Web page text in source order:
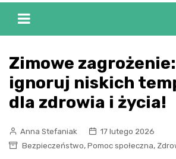
Zimowe
ignoruj niskich
dla zdrowia i życia!
Anna Stefaniak
17 lutego 2026
Bezpieczeństwo, Pomoc społeczna,